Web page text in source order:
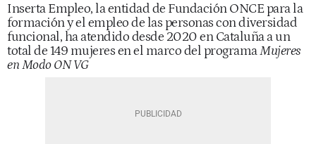
Inserta Empleo, la entidad de Fundación ONCE para la
formación y el empleo de las personas con diversidad
funcional, ha atendido desde 2020 en Cataluña a un
total de 149 mujeres en el marco del programaMujeres
en Modo ON VG